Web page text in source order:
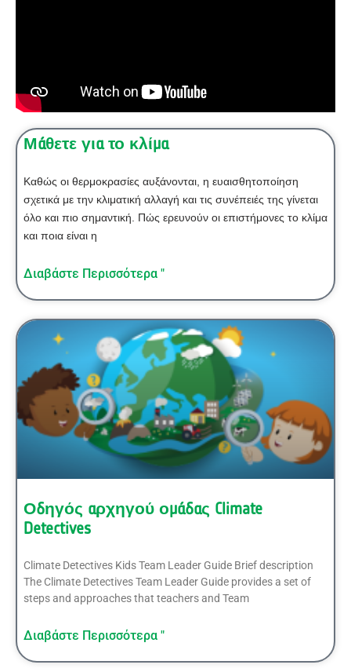
Μάθετε για το κλίμα
Καθώς οι θερμοκρασίες αυξάνονται, η ευαισθητοποίηση
σχετικά με την κλιματική αλλαγή και τις συνέπειές της γίνεται
όλο και πιο σημαντική. Πώς ερευνούν οι επιστήμονες το κλίμα
και ποια είναι η
Διαβάστε Περισσότερα "
Οδηγός αρχηγού ομάδας Climate
Detectives
Climate Detectives Kids Team Leader Guide Brief description
The Climate Detectives Team Leader Guide provides a set of
steps and approaches that teachers and Team
Διαβάστε Περισσότερα "